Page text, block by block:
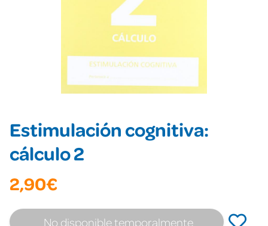
Estimulación cognitiva:
cálculo 2
2,90€
No disponible temporalmente